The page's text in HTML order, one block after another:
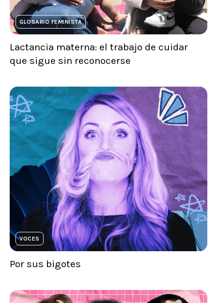
GLOSARIO FEMINISTA
Lactancia materna: el trabajo de cuidar
que sigue sin reconocerse
VOCES
Por sus bigotes